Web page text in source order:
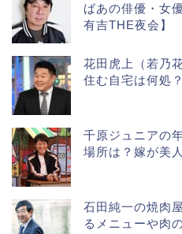
ばあの俳優・女
有吉THE夜会】
花田虎上（若乃
住む自宅は何処？
千原ジュニアの
場所は？嫁が美
石田純一の焼肉
るメニューや肉